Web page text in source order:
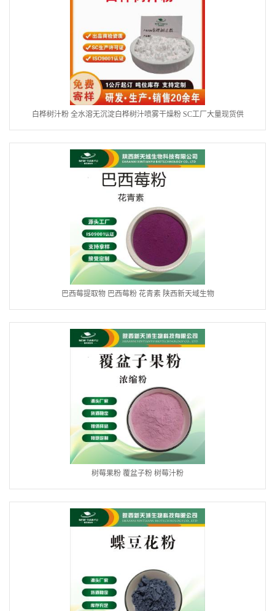
白桦树汁粉 全水溶无沉淀白桦树汁喷雾干燥粉 SC工厂大量现货供
巴西莓提取物 巴西莓粉 花青素 陕西新天域生物
树莓果粉 覆盆子粉 树莓汁粉